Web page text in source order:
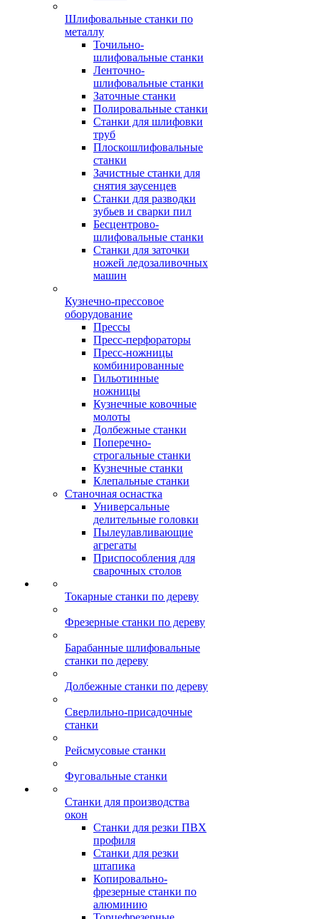
Шлифовальные станки по
металлу
Точильно-
шлифовальные станки
Ленточно-
шлифовальные станки
Заточные станки
Полировальные станки
Станки для шлифовки
труб
Плоскошлифовальные
станки
Зачистные станки для
снятия заусенцев
Станки для разводки
зубьев и сварки пил
Бесцентрово-
шлифовальные станки
Станки для заточки
ножей ледозаливочных
машин
Кузнечно-прессовое
оборудование
Прессы
Пресс-перфораторы
Пресс-ножницы
комбинированные
Гильотинные
ножницы
Кузнечные ковочные
молоты
Долбежные станки
Поперечно-
строгальные станки
Кузнечные станки
Клепальные станки
Станочная оснастка
Универсальные
делительные головки
Пылеулавливающие
агрегаты
Приспособления для
сварочных столов
Токарные станки по дереву
Фрезерные станки по дереву
Барабанные шлифовальные
станки по дереву
Долбежные станки по дереву
Сверлильно-присадочные
станки
Рейсмусовые станки
Фуговальные станки
Станки для производства
окон
Станки для резки ПВХ
профиля
Станки для резки
штапика
Копировально-
фрезерные станки по
алюминию